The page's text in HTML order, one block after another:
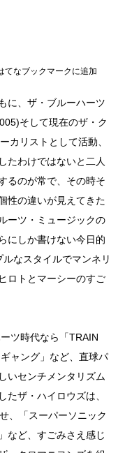
に、ザ・ブルーハーツ
そして現在のザ・ク
カリストとして活動、
たわけではないと二人
るのが常で、その時そ
性の違いが見えてきた
ーツ・ミュージックの
にしか書けない今日的
なスタイルでマンネリ
ロトとマーシーのすご
ツ時代なら「TRAIN
ャング」など、直球パ
いセンチメンタリズム
たザ・ハイロウズは、
、「スーパーソニック
など、すごみさえ感じ